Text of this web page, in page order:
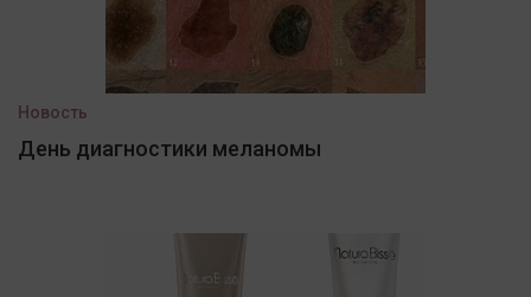
Новость
День диагностики меланомы